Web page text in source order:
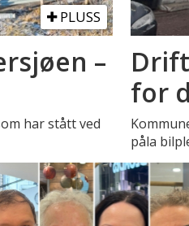
PLUSS
–
har stått ved
for
påla